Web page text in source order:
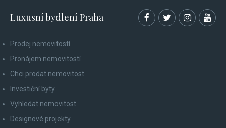
Luxusní bydlení Praha
Prodej nemovitostí
Pronájem nemovitostí
Chci prodat nemovitost
Investiční byty
Vyhledat nemovitost
Designové projekty